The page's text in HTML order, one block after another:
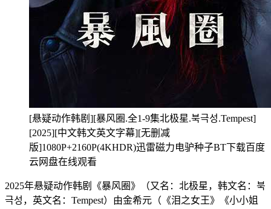
[悬疑动作韩剧][暴风圈.全1-9集北极星.북극성.Tempest]
[2025][中文韩文英文字幕][无删减
版]1080P+2160P(4KHDR)迅雷磁力电驴种子BT下载百度
云网盘在线观看
2025年悬疑动作韩剧《暴风圈》（又名：北极星，韩文名：북
극성，英文名：Tempest）由金希元（《泪之女王》《小小姐